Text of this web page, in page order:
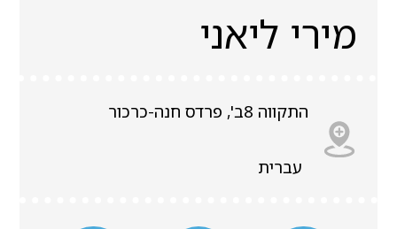
מירי ליאני
התקווה 8ב', פרדס חנה-כרכור
עברית